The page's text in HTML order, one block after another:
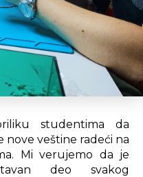
studentima da
nove veštine radeći na
Mi verujemo da je
deo svakog